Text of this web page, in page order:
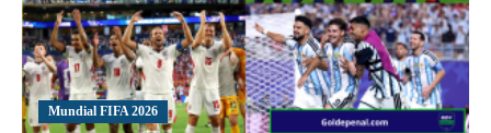
Mundial FIFA 2026